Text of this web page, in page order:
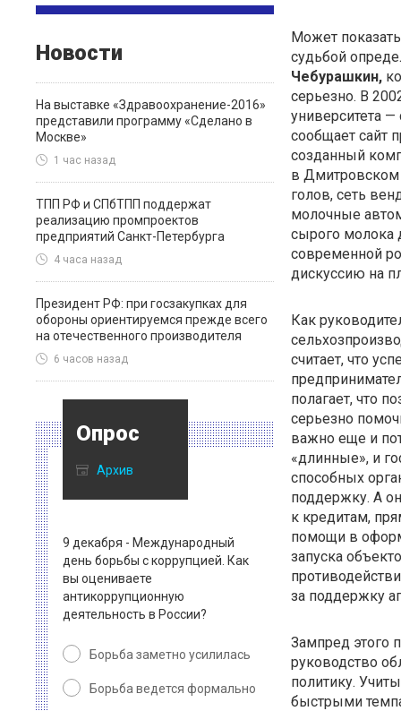
Новости
На выставке «Здравоохранение-2016»
представили программу «Сделано в
Москве»
1 час назад
ТПП РФ и СПбТПП поддержат
реализацию промпроектов
предприятий Санкт-Петербурга
4 часа назад
Президент РФ: при госзакупках для
обороны ориентируемся прежде всего
на отечественного производителя
6 часов назад
Опрос
Архив
9 декабря - Международный
день борьбы с коррупцией. Как
вы оцениваете
антикоррупционную
деятельность в России?
Борьба заметно усилилась
Борьба ведется формально
Может
судьбой
Чебурашкин,
серьезно. В
университета —
сообщает сайт
созданный
в
голов, сеть
молочные
сырого молока
современной
дискуссию на
Как
считает, что
полагает, что
серьезно
важно еще и
«длинные», и
способных
поддержку. А
к кредитам,
помощи в
запуска
за поддержку
Зампред этого
руководство
политику.
быстрыми